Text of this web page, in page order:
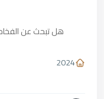
2024